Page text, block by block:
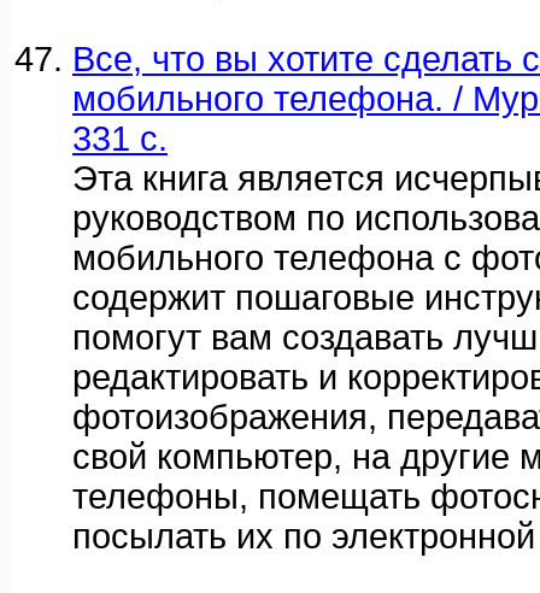
Все, что вы хотите сделать
мобильного телефона. /
331 c.
Эта книга является
руководством по
мобильного телефона с
содержит пошаговые
помогут вам создавать
редактировать и
фотоизображения,
свой компьютер, на другие
телефоны, помещать
посылать их по